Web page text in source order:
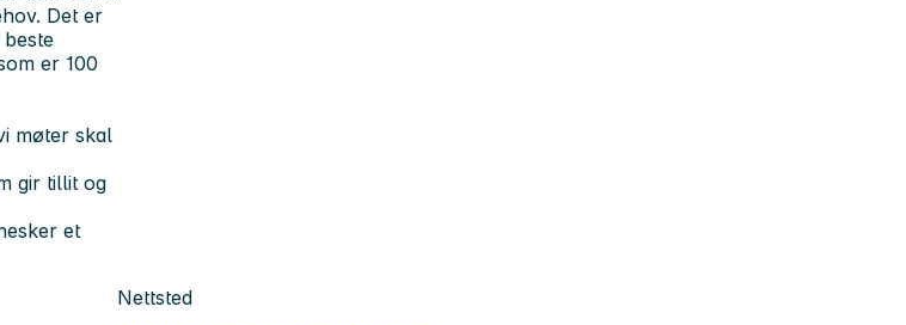
Det er
er 100
møter skal
gir tillit og
et
Nettsted